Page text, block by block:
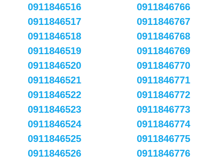
0911846516
0911846517
0911846518
0911846519
0911846520
0911846521
0911846522
0911846523
0911846524
0911846525
0911846526
0911846766
0911846767
0911846768
0911846769
0911846770
0911846771
0911846772
0911846773
0911846774
0911846775
0911846776